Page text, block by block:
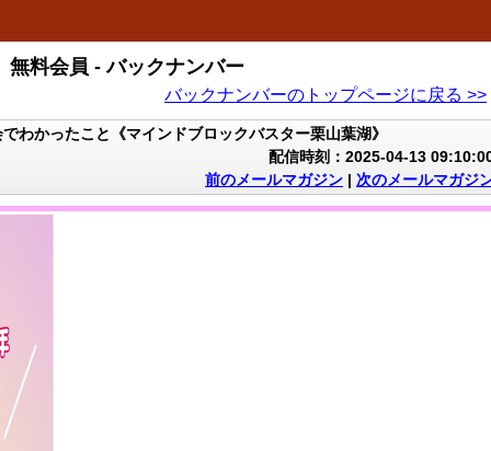
料会員 - バックナンバー
バックナンバーのトップページに戻る >>
わかったこと《マインドブロックバスター栗山葉湖》
配信時刻：2025-04-13
前のメールマガジン | 次のメールマガジ